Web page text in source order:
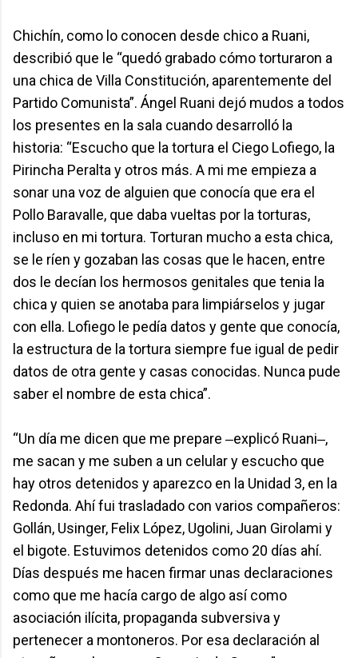
Chichín, como lo conocen desde chico a Ruani,
describió que le “quedó grabado cómo torturaron a
una chica de Villa Constitución, aparentemente del
Partido Comunista”. Ángel Ruani dejó mudos a todos
los presentes en la sala cuando desarrolló la
historia: “Escucho que la tortura el Ciego Lofiego, la
Pirincha Peralta y otros más. A mi me empieza a
sonar una voz de alguien que conocía que era el
Pollo Baravalle, que daba vueltas por la torturas,
incluso en mi tortura. Torturan mucho a esta chica,
se le ríen y gozaban las cosas que le hacen, entre
dos le decían los hermosos genitales que tenia la
chica y quien se anotaba para limpiárselos y jugar
con ella. Lofiego le pedía datos y gente que conocía,
la estructura de la tortura siempre fue igual de pedir
datos de otra gente y casas conocidas. Nunca pude
saber el nombre de esta chica”.
“Un día me dicen que me prepare ‒explicó Ruani‒,
me sacan y me suben a un celular y escucho que
hay otros detenidos y aparezco en la Unidad 3, en la
Redonda. Ahí fui trasladado con varios compañeros:
Gollán, Usinger, Felix López, Ugolini, Juan Girolami y
el bigote. Estuvimos detenidos como 20 días ahí.
Días después me hacen firmar unas declaraciones
como que me hacía cargo de algo así como
asociación ilícita, propaganda subversiva y
pertenecer a montoneros. Por esa declaración al